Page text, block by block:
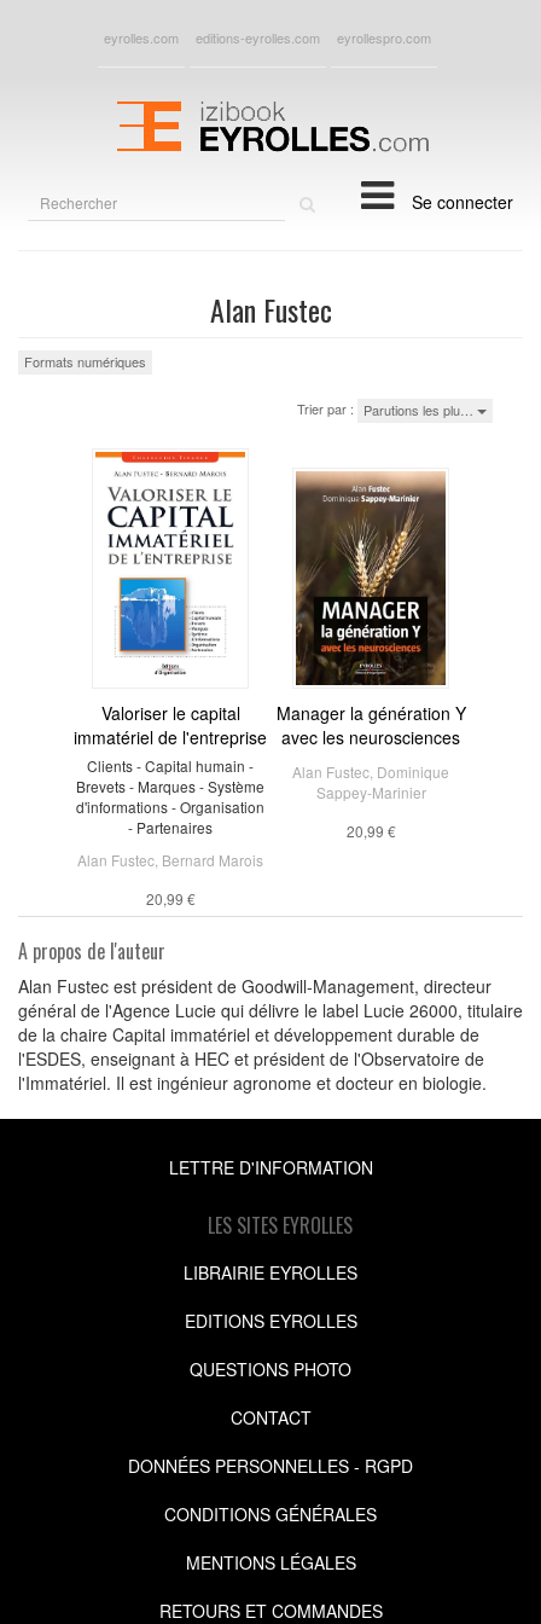
eyrolles.com editions-eyrolles.com eyrollespro.com
Se connecter
Alan Fustec
Formats numériques
Trier par : Parutions les plu…
Valoriser le capital
immatériel de l'entreprise
Clients - Capital humain -
Brevets - Marques - Système
d'informations - Organisation
- Partenaires
Alan Fustec Bernard Marois
20,99 €
Manager la génération Y
avec les neurosciences
Alan Fustec Dominique
Sappey-Marinier
20,99 €
A propos de l'auteur
Alan Fustec est président de Goodwill-Management, directeur
général de l'Agence Lucie qui délivre le label Lucie 26000, titulaire
de la chaire Capital immatériel et développement durable de
l'ESDES, enseignant à HEC et président de l'Observatoire de
l'Immatériel. Il est ingénieur agronome et docteur en biologie.
LETTRE D'INFORMATION
LES SITES EYROLLES
LIBRAIRIE EYROLLES
EDITIONS EYROLLES
QUESTIONS PHOTO
CONTACT
DONNÉES PERSONNELLES - RGPD
CONDITIONS GÉNÉRALES
MENTIONS LÉGALES
RETOURS ET COMMANDES